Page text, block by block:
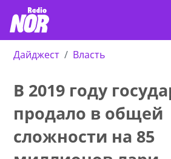
Дайджест Власть
В 2019 году
продало в общей
сложности на 85